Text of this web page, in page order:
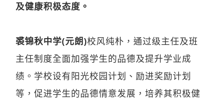
及健康积极态度。
裘锦秋中学(元朗)校风纯朴，通过级主任及班
主任制度全面加强学生的品德及提升学业成
绩。学校设有阳光校园计划、励进奖励计划
等，促进学生的品德情意发展，培养其积极健